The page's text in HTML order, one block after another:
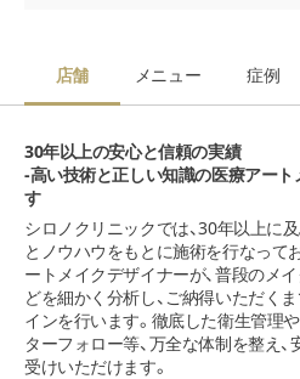
店舗 メニュー 症例
30年以上の安心と信頼の実績
-高い技術と正しい知識の医療アー
す
シロノクリニックでは、30年以上に
とノウハウをもとに施術を行なって
ートメイクデザイナーが、普段のメ
どを細かく分析し、ご納得いただく
インを行います。徹底した衛生管理
ターフォロー等、万全な体制を整え
受けいただけます。